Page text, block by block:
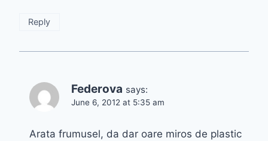
Reply
Federova says:
June 6, 2012 at 5:35 am
Arata frumusel, da dar oare miros de plastic